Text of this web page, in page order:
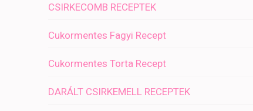
CSIRKECOMB RECEPTEK
Cukormentes Fagyi Recept
Cukormentes Torta Recept
DARÁLT CSIRKEMELL RECEPTEK